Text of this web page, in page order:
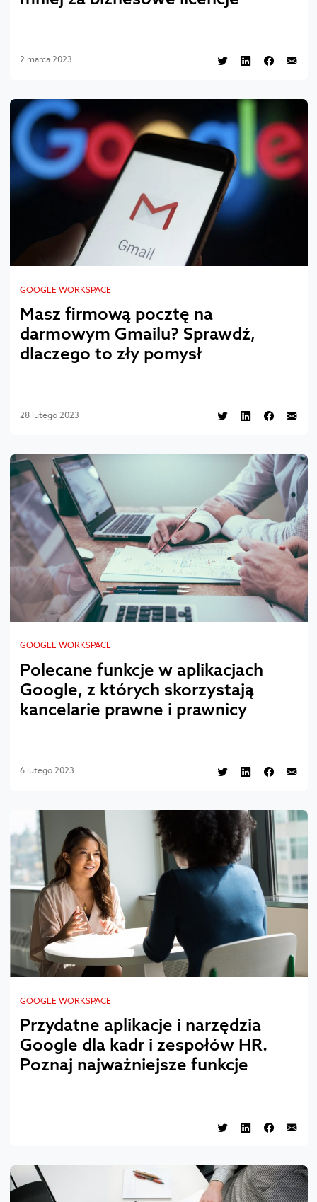
2 marca 2023
GOOGLE WORKSPACE
Masz firmową pocztę na
darmowym Gmailu? Sprawdź,
dlaczego to zły pomysł
28 lutego 2023
GOOGLE WORKSPACE
Polecane funkcje w aplikacjach
Google, z których skorzystają
kancelarie prawne i prawnicy
6 lutego 2023
GOOGLE WORKSPACE
Przydatne aplikacje i narzędzia
Google dla kadr i zespołów HR.
Poznaj najważniejsze funkcje